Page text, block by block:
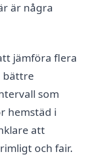
är några
jämföra flera
bättre
som
hemstäd i
att
och fair.